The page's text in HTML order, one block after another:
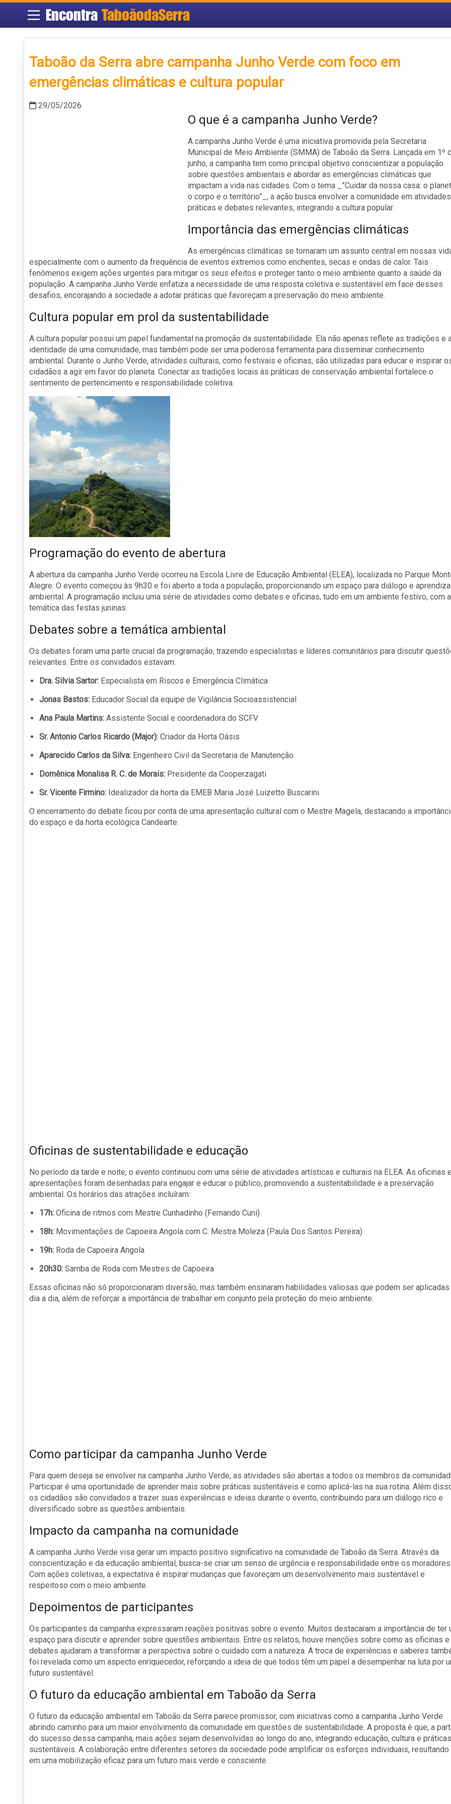
Encontra TaboãodaSerra
Taboão da Serra abre campanha Junho Verde com foco em
emergências climáticas e cultura popular
29/05/2026
O que é a campanha Junho Verde?
A campanha Junho Verde é uma iniciativa promovida pela Secretaria
Municipal de Meio Ambiente (SMMA) de Taboão da Serra. Lançada em 1º
junho, a campanha tem como principal objetivo conscientizar a população
sobre questões ambientais e abordar as emergências climáticas que
impactam a vida nas cidades. Com o tema _”Cuidar da nossa casa: o
o corpo e o território”_, a ação busca envolver a comunidade em atividades
práticas e debates relevantes, integrando a cultura popular.
Importância das emergências climáticas
As emergências climáticas se tornaram um assunto central em nossas
especialmente com o aumento da frequência de eventos extremos como enchentes, secas e ondas de calor. Tais
fenômenos exigem ações urgentes para mitigar os seus efeitos e proteger tanto o meio ambiente quanto a saúde da
população. A campanha Junho Verde enfatiza a necessidade de uma resposta coletiva e sustentável em face desses
desafios, encorajando a sociedade a adotar práticas que favoreçam a preservação do meio ambiente.
Cultura popular em prol da sustentabilidade
A cultura popular possui um papel fundamental na promoção da sustentabilidade. Ela não apenas reflete as tradições e
identidade de uma comunidade, mas também pode ser uma poderosa ferramenta para disseminar conhecimento
ambiental. Durante o Junho Verde, atividades culturais, como festivais e oficinas, são utilizadas para educar e inspirar
cidadãos a agir em favor do planeta. Conectar as tradições locais às práticas de conservação ambiental fortalece o
sentimento de pertencimento e responsabilidade coletiva.
Programação do evento de abertura
A abertura da campanha Junho Verde ocorreu na Escola Livre de Educação Ambiental (ELEA), localizada no Parque
Alegre. O evento começou às 9h30 e foi aberto a toda a população, proporcionando um espaço para diálogo e
ambiental. A programação incluiu uma série de atividades como debates e oficinas, tudo em um ambiente festivo, com a
temática das festas juninas.
Debates sobre a temática ambiental
Os debates foram uma parte crucial da programação, trazendo especialistas e líderes comunitários para discutir
relevantes. Entre os convidados estavam:
Dra. Silvia Sartor: Especialista em Riscos e Emergência Climática
Jonas Bastos: Educador Social da equipe de Vigilância Socioassistencial
Ana Paula Martins: Assistente Social e coordenadora do SCFV
Sr. Antonio Carlos Ricardo (Major): Criador da Horta Oásis
Aparecido Carlos da Silva: Engenheiro Civil da Secretaria de Manutenção
Domênica Monalisa R. C. de Morais: Presidente da Cooperzagati
Sr. Vicente Firmino: Idealizador da horta da EMEB Maria José Luizetto Buscarini
O encerramento do debate ficou por conta de uma apresentação cultural com o Mestre Magela, destacando a
do espaço e da horta ecológica Candearte.
Oficinas de sustentabilidade e educação
No período da tarde e noite, o evento continuou com uma série de atividades artísticas e culturais na ELEA. As oficinas
apresentações foram desenhadas para engajar e educar o público, promovendo a sustentabilidade e a preservação
ambiental. Os horários das atrações incluíram:
17h: Oficina de ritmos com Mestre Cunhadinho (Fernando Cuni)
18h: Movimentações de Capoeira Angola com C. Mestra Moleza (Paula Dos Santos Pereira)
19h: Roda de Capoeira Angola
20h30: Samba de Roda com Mestres de Capoeira
Essas oficinas não só proporcionaram diversão, mas também ensinaram habilidades valiosas que podem ser aplicadas
dia a dia, além de reforçar a importância de trabalhar em conjunto pela proteção do meio ambiente.
Como participar da campanha Junho Verde
Para quem deseja se envolver na campanha Junho Verde, as atividades são abertas a todos os membros da
Participar é uma oportunidade de aprender mais sobre práticas sustentáveis e como aplicá-las na sua rotina. Além
os cidadãos são convidados a trazer suas experiências e ideias durante o evento, contribuindo para um diálogo rico e
diversificado sobre as questões ambientais.
Impacto da campanha na comunidade
A campanha Junho Verde visa gerar um impacto positivo significativo na comunidade de Taboão da Serra. Através da
conscientização e da educação ambiental, busca-se criar um senso de urgência e responsabilidade entre os
Com ações coletivas, a expectativa é inspirar mudanças que favoreçam um desenvolvimento mais sustentável e
respeitoso com o meio ambiente.
Depoimentos de participantes
Os participantes da campanha expressaram reações positivas sobre o evento. Muitos destacaram a importância de ter
espaço para discutir e aprender sobre questões ambientais. Entre os relatos, houve menções sobre como as oficinas e
debates ajudaram a transformar a perspectiva sobre o cuidado com a natureza. A troca de experiências e saberes
foi revelada como um aspecto enriquecedor, reforçando a ideia de que todos têm um papel a desempenhar na luta por
futuro sustentável.
O futuro da educação ambiental em Taboão da Serra
O futuro da educação ambiental em Taboão da Serra parece promissor, com iniciativas como a campanha Junho Verde
abrindo caminho para um maior envolvimento da comunidade em questões de sustentabilidade. A proposta é que, a
do sucesso dessa campanha, mais ações sejam desenvolvidas ao longo do ano, integrando educação, cultura e práticas
sustentáveis. A colaboração entre diferentes setores da sociedade pode amplificar os esforços individuais, resultando
em uma mobilização eficaz para um futuro mais verde e consciente.